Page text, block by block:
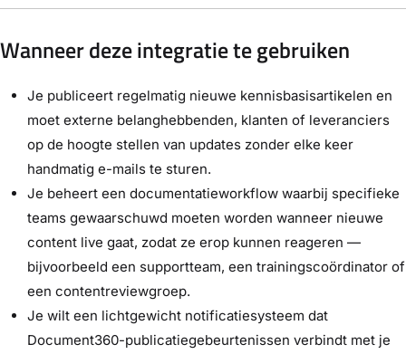
Wanneer deze integratie te gebruiken
Je publiceert regelmatig nieuwe kennisbasisartikelen en
moet externe belanghebbenden, klanten of leveranciers
op de hoogte stellen van updates zonder elke keer
handmatig e-mails te sturen.
Je beheert een documentatieworkflow waarbij specifieke
teams gewaarschuwd moeten worden wanneer nieuwe
content live gaat, zodat ze erop kunnen reageren —
bijvoorbeeld een supportteam, een trainingscoördinator of
een contentreviewgroep.
Je wilt een lichtgewicht notificatiesysteem dat
Document360-publicatiegebeurtenissen verbindt met je